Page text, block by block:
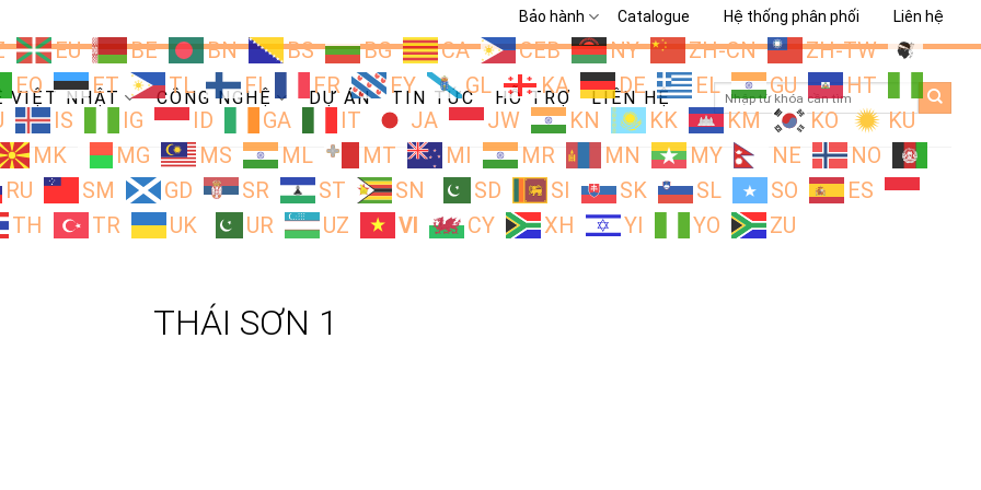
Bảo hành Catalogue Hệ thống phân phối Liên hệ
EU BE BN BS BG CA CEB NY ZH-CN
ZH-TW
EO ET TL FI FR FY GL KA DE EL GU
HT
IS IG ID GA IT JA JW KN KK KM KO
KU
MK MG MS ML MT MI MR MN MY NE
NO
RU SM GD SR ST SN SD SI SK SL SO
ES
TH TR UK UR UZ VI CY XH YI YO ZU
VIỆT NHẬT CÔNG NGHỆ DỰ ÁN TIN TỨC HỖ TRỢ LIÊN HỆ
Search
for:
THÁI SƠN 1